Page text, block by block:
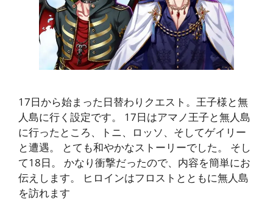
17日から始まった日替わりクエスト。王子様と無
人島に行く設定です。 17日はアマノ王子と無人島
に行ったところ、トニ、ロッソ、そしてゲイリー
と遭遇。 とても和やかなストーリーでした。 そし
て18日。 かなり衝撃だったので、内容を簡単にお
伝えします。 ヒロインはフロストとともに無人島
を訪れます